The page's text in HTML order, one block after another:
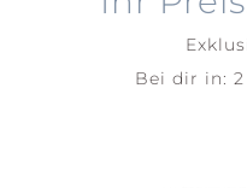
Bei dir in: